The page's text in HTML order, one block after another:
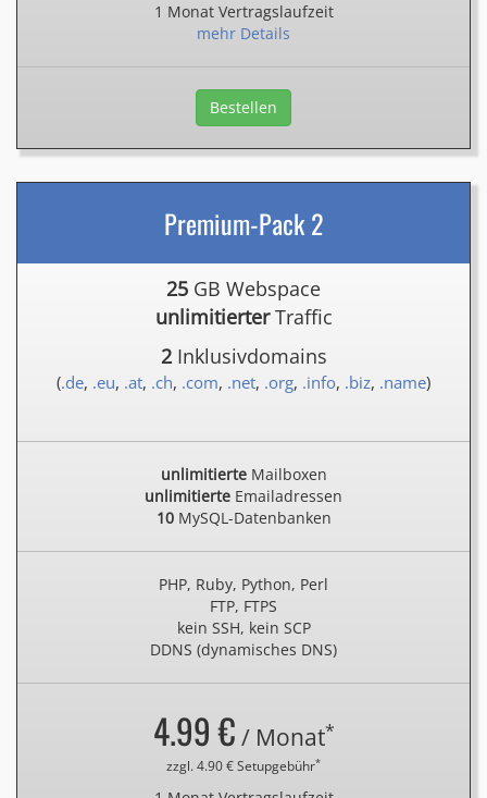
1 Monat Vertragslaufzeit
mehr Details
Bestellen
Premium-Pack 2
25 GB Webspace
unlimitierterTraffic
2Inklusivdomains
(.de, .eu, .at, .ch, .com, .net, .org, .info, .biz, .name)
unlimitierteMailboxen
unlimitierte Emailadressen
10MySQL-Datenbanken
PHP, Ruby, Python, Perl
FTP, FTPS
kein SSH, kein SCP
DDNS (dynamisches DNS)
4.99 € / Monat*
zzgl. 4.90 € Setupgebühr*